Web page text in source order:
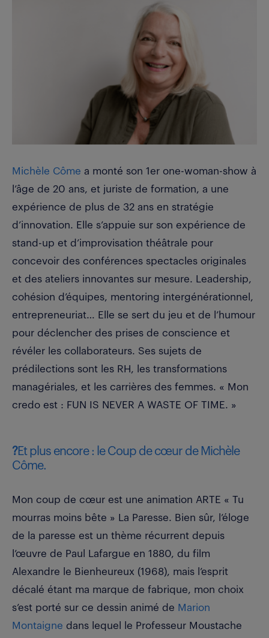
Michèle Côme a monté son 1er one-woman-show à
l’âge de 20 ans, et juriste de formation, a une
expérience de plus de 32 ans en stratégie
d’innovation. Elle s’appuie sur son expérience de
stand-up et d’improvisation théâtrale pour
concevoir des conférences spectacles originales
et des ateliers innovantes sur mesure. Leadership,
cohésion d’équipes, mentoring intergénérationnel,
entrepreneuriat… Elle se sert du jeu et de l’humour
pour déclencher des prises de conscience et
révéler les collaborateurs. Ses sujets de
prédilections sont les RH, les transformations
managériales, et les carrières des femmes. « Mon
credo est : FUN IS NEVER A WASTE OF TIME. »
?Et plus encore : le Coup de cœur de Michèle
Côme.
Mon coup de cœur est une animation ARTE « Tu
mourras moins bête » La Paresse. Bien sûr, l’éloge
de la paresse est un thème récurrent depuis
l’œuvre de Paul Lafargue en 1880, du film
Alexandre le Bienheureux (1968), mais l’esprit
décalé étant ma marque de fabrique, mon choix
s’est porté sur ce dessin animé de Marion
Montaigne dans lequel le Professeur Moustache